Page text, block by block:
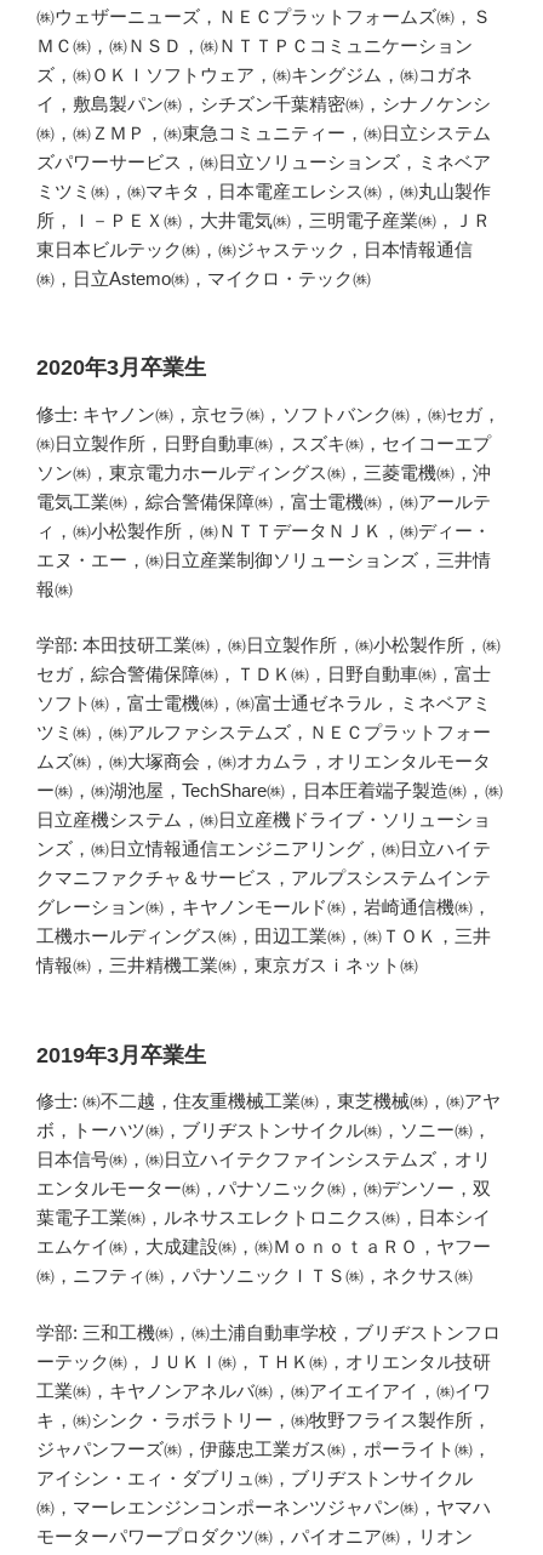
㈱ウェザーニューズ，ＮＥＣプラットフォームズ㈱，Ｓ
ＭＣ㈱，㈱ＮＳＤ，㈱ＮＴＴＰＣコミュニケーション
ズ，㈱ＯＫＩソフトウェア，㈱キングジム，㈱コガネ
イ，敷島製パン㈱，シチズン千葉精密㈱，シナノケンシ
㈱，㈱ＺＭＰ，㈱東急コミュニティー，㈱日立システム
ズパワーサービス，㈱日立ソリューションズ，ミネベア
ミツミ㈱，㈱マキタ，日本電産エレシス㈱，㈱丸山製作
所，Ｉ－ＰＥＸ㈱，大井電気㈱，三明電子産業㈱，ＪＲ
東日本ビルテック㈱，㈱ジャステック，日本情報通信
㈱，日立Astemo㈱，マイクロ・テック㈱
2020年3月卒業生
修士: キヤノン㈱，京セラ㈱，ソフトバンク㈱，㈱セガ，
㈱日立製作所，日野自動車㈱，スズキ㈱，セイコーエプ
ソン㈱，東京電力ホールディングス㈱，三菱電機㈱，沖
電気工業㈱，綜合警備保障㈱，富士電機㈱，㈱アールテ
ィ，㈱小松製作所，㈱ＮＴＴデータＮＪＫ，㈱ディー・
エヌ・エー，㈱日立産業制御ソリューションズ，三井情
報㈱
学部: 本田技研工業㈱，㈱日立製作所，㈱小松製作所，㈱
セガ，綜合警備保障㈱，ＴＤＫ㈱，日野自動車㈱，富士
ソフト㈱，富士電機㈱，㈱富士通ゼネラル，ミネベアミ
ツミ㈱，㈱アルファシステムズ，ＮＥＣプラットフォー
ムズ㈱，㈱大塚商会，㈱オカムラ，オリエンタルモータ
ー㈱，㈱湖池屋，TechShare㈱，日本圧着端子製造㈱，㈱
日立産機システム，㈱日立産機ドライブ・ソリューショ
ンズ，㈱日立情報通信エンジニアリング，㈱日立ハイテ
クマニファクチャ＆サービス，アルプスシステムインテ
グレーション㈱，キヤノンモールド㈱，岩崎通信機㈱，
工機ホールディングス㈱，田辺工業㈱，㈱ＴＯＫ，三井
情報㈱，三井精機工業㈱，東京ガスｉネット㈱
2019年3月卒業生
修士: ㈱不二越，住友重機械工業㈱，東芝機械㈱，㈱アヤ
ボ，トーハツ㈱，ブリヂストンサイクル㈱，ソニー㈱，
日本信号㈱，㈱日立ハイテクファインシステムズ，オリ
エンタルモーター㈱，パナソニック㈱，㈱デンソー，双
葉電子工業㈱，ルネサスエレクトロニクス㈱，日本シイ
エムケイ㈱，大成建設㈱，㈱ＭｏｎｏｔａＲＯ，ヤフー
㈱，ニフティ㈱，パナソニックＩＴＳ㈱，ネクサス㈱
学部: 三和工機㈱，㈱土浦自動車学校，ブリヂストンフロ
ーテック㈱，ＪＵＫＩ㈱，ＴＨＫ㈱，オリエンタル技研
工業㈱，キヤノンアネルバ㈱，㈱アイエイアイ，㈱イワ
キ，㈱シンク・ラボラトリー，㈱牧野フライス製作所，
ジャパンフーズ㈱，伊藤忠工業ガス㈱，ポーライト㈱，
アイシン・エィ・ダブリュ㈱，ブリヂストンサイクル
㈱，マーレエンジンコンポーネンツジャパン㈱，ヤマハ
モーターパワープロダクツ㈱，パイオニア㈱，リオン